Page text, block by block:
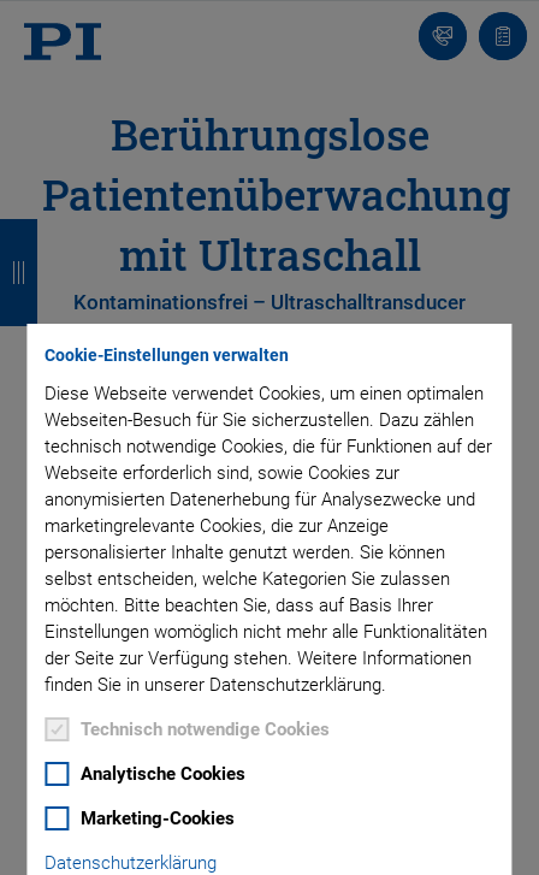
Cookie-Einstellungen verwalten
Diese Webseite verwendet Cookies, um einen optimalen
Webseiten-Besuch für Sie sicherzustellen. Dazu zählen
technisch notwendige Cookies, die für Funktionen auf der
Webseite erforderlich sind, sowie Cookies zur
anonymisierten Datenerhebung für Analysezwecke und
marketingrelevante Cookies, die zur Anzeige
personalisierter Inhalte genutzt werden. Sie können
selbst entscheiden, welche Kategorien Sie zulassen
möchten. Bitte beachten Sie, dass auf Basis Ihrer
Einstellungen womöglich nicht mehr alle Funktionalitäten
der Seite zur Verfügung stehen. Weitere Informationen
finden Sie in unserer Datenschutzerklärung.
Technisch notwendige Cookies
Analytische Cookies
Marketing-Cookies
Datenschutzerklärung
Kontakt
Berührungslose
Patientenüberwachung
mit Ultraschall
Kontaminationsfrei – Ultraschalltransducer
Anwendungen
r
ü
c
k
r
ü
c
k
r
ü
c
k
r
ü
c
k